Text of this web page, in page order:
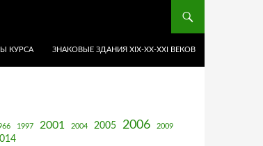
КУРСА ЗНАКОВЫЕ ЗДАНИЯ XIX-ХХ-XXI ВЕКОВ
1997 2001 2004 2005 2006
2009